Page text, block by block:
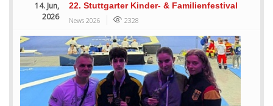
14. Jun,
2026
22. Stuttgarter Kinder- & Familienfestival
News 2026 2328